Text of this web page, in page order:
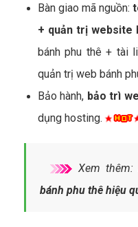
Bàn giao mã nguồn:
+ quản trị website
bánh phu thê + tài
quản trị web bánh
Bảo hành, bảo trì
dụng hosting.
Xem
bánh phu thê hiệu